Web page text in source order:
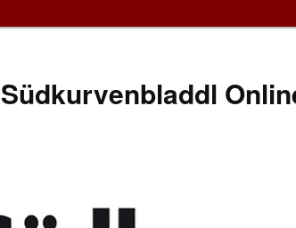
Südkurvenbladdl